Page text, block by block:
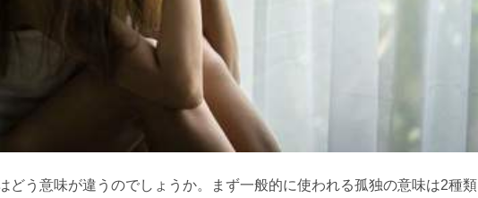
どう意味が違うのでしょうか。まず一般的に使われる孤独の意味は2種類